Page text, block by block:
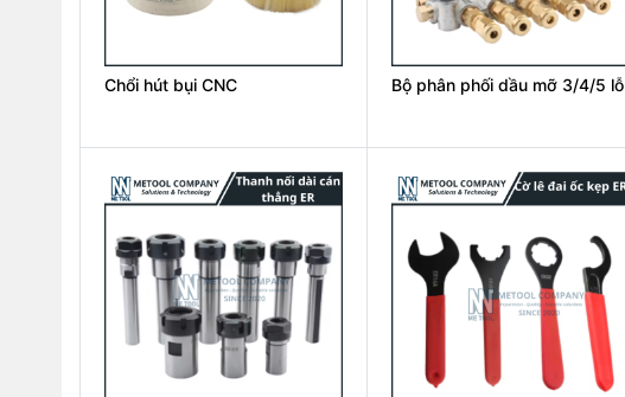
Chổi hút bụi CNC Bộ phân phối dầu mỡ 3/4/5 lỗ